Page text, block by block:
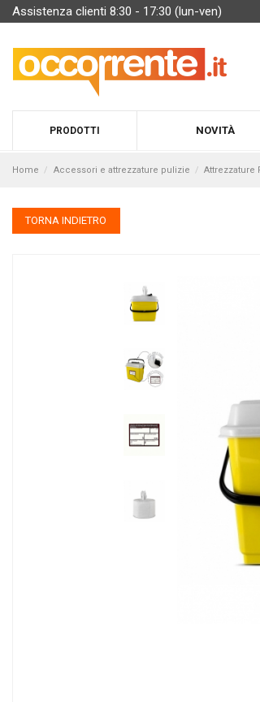
Assistenza clienti 8:30 - 17:30 (lun-ven)
PRODOTTI NOVITÀ
Home Accessori e attrezzature pulizie Attrezzature
TORNA INDIETRO